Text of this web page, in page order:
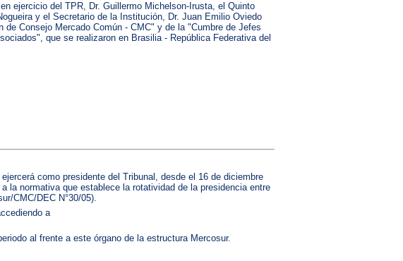
ejercicio del TPR, Dr. Guillermo Michelson-Irusta, el Quinto
y el Secretario de la Institución, Dr. Juan Emilio Oviedo
de Consejo Mercado Común - CMC" y de la "Cumbre de Jefes
que se realizaron en Brasilia - República Federativa del
como presidente del Tribunal, desde el 16 de diciembre
la normativa que establece la rotatividad de la presidencia entre
CMC/DEC N°30/05).
a
al frente a este órgano de la estructura Mercosur.